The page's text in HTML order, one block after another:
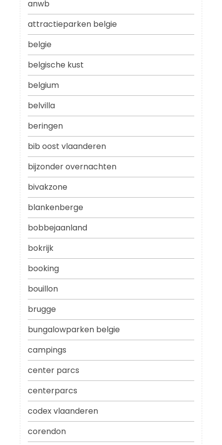
anwb
attractieparken belgie
belgie
belgische kust
belgium
belvilla
beringen
bib oost vlaanderen
bijzonder overnachten
bivakzone
blankenberge
bobbejaanland
bokrijk
booking
bouillon
brugge
bungalowparken belgie
campings
center parcs
centerparcs
codex vlaanderen
corendon